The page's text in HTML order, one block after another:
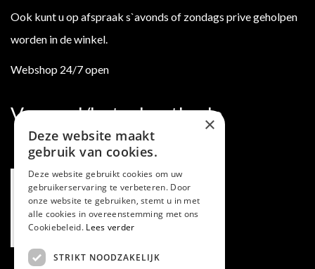
Ook kunt u op afspraak s`avonds of zondags prive geholpen
worden in de winkel.
Webshop 24/7 open
Verzend/betaalmethode
×
Deze website maakt
gebruik van cookies.
Deze website gebruikt cookies om uw
gebruikerservaring te verbeteren. Door
onze website te gebruiken, stemt u in met
alle cookies in overeenstemming met ons
Cookiebeleid. Lees verder
STRIKT NOODZAKELIJK